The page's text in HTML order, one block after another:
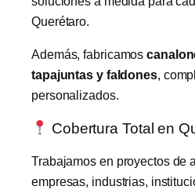
Querétaro.
Además, fabricamos
tapajuntas y faldones,
personalizados.
Cobertura Total en
Trabajamos en proyectos de
empresas, industrias,